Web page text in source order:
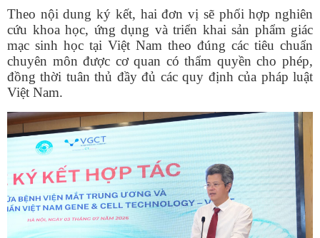
Theo nội dung ký kết, hai đơn vị sẽ phối hợp nghiên
cứu khoa học, ứng dụng và triển khai sản phẩm giác
mạc sinh học tại Việt Nam theo đúng các tiêu chuẩn
chuyên môn được cơ quan có thẩm quyền cho phép,
đồng thời tuân thủ đầy đủ các quy định của pháp luật
Việt Nam.